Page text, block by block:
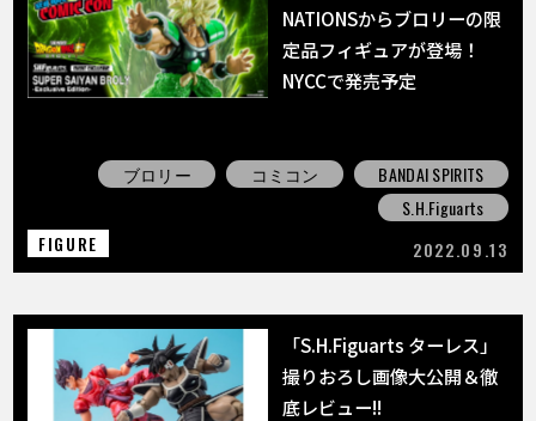
NATIONSからブロリーの限
定品フィギュアが登場！
NYCCで発売予定
ブロリー コミコン
BANDAI SPIRITS
S.H.Figuarts
FIGURE
2022.09.13
「S.H.Figuarts ターレス」
撮りおろし画像大公開＆徹
底レビュー!!